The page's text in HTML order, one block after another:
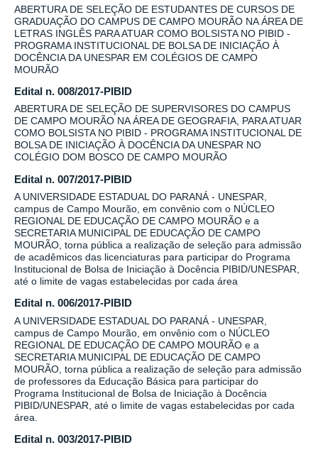
ABERTURA DE SELEÇÃO DE ESTUDANTES DE CURSOS DE
GRADUAÇÃO DO CAMPUS DE CAMPO MOURÃO NA ÁREA DE
LETRAS INGLÊS PARA ATUAR COMO BOLSISTA NO PIBID -
PROGRAMA INSTITUCIONAL DE BOLSA DE INICIAÇÃO À
DOCÊNCIA DA UNESPAR EM COLÉGIOS DE CAMPO
MOURÃO
Edital n. 008/2017-PIBID
ABERTURA DE SELEÇÃO DE SUPERVISORES DO CAMPUS
DE CAMPO MOURÃO NA ÁREA DE GEOGRAFIA, PARA ATUAR
COMO BOLSISTA NO PIBID - PROGRAMA INSTITUCIONAL DE
BOLSA DE INICIAÇÃO À DOCÊNCIA DA UNESPAR NO
COLÉGIO DOM BOSCO DE CAMPO MOURÃO
Edital n. 007/2017-PIBID
A UNIVERSIDADE ESTADUAL DO PARANÁ - UNESPAR,
campus de Campo Mourão, em convênio com o NÚCLEO
REGIONAL DE EDUCAÇÃO DE CAMPO MOURÃO e a
SECRETARIA MUNICIPAL DE EDUCAÇÃO DE CAMPO
MOURÃO, torna pública a realização de seleção para admissão
de acadêmicos das licenciaturas para participar do Programa
Institucional de Bolsa de Iniciação à Docência PIBID/UNESPAR,
até o limite de vagas estabelecidas por cada área
Edital n. 006/2017-PIBID
A UNIVERSIDADE ESTADUAL DO PARANÁ - UNESPAR,
campus de Campo Mourão, em onvênio com o NÚCLEO
REGIONAL DE EDUCAÇÃO DE CAMPO MOURÃO e a
SECRETARIA MUNICIPAL DE EDUCAÇÃO DE CAMPO
MOURÃO, torna pública a realização de seleção para admissão
de professores da Educação Básica para participar do
Programa Institucional de Bolsa de Iniciação à Docência
PIBID/UNESPAR, até o limite de vagas estabelecidas por cada
área.
Edital n. 003/2017-PIBID